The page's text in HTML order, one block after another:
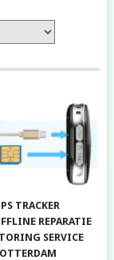
TRACKER
REPARATIE
SERVICE